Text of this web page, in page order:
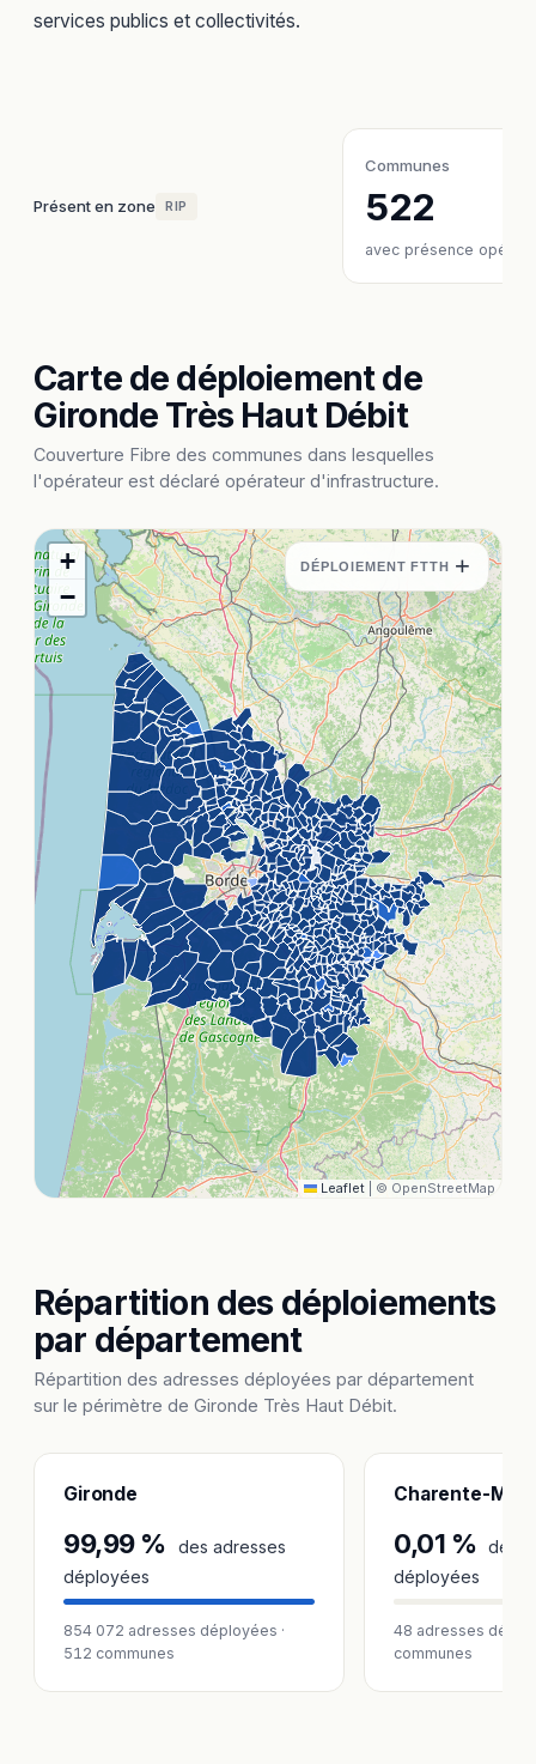
services publics et collectivités.
Présent en zone RIP
Communes
522
avec présence
Carte de déploiement de
Gironde Très Haut Débit
Couverture Fibre des communes dans lesquelles
l'opérateur est déclaré opérateur d'infrastructure.
+
−
DÉPLOIEMENT FTTH +
Leaflet © OpenStreetMap
Répartition des déploiements
par département
Répartition des adresses déployées par département
sur le périmètre de Gironde Très Haut Débit.
Gironde
99,99 %
des adresses
déployées
854 072 adresses déployées ·
512 communes
Charente-
0,01 % des
déployées
48 adresses
communes